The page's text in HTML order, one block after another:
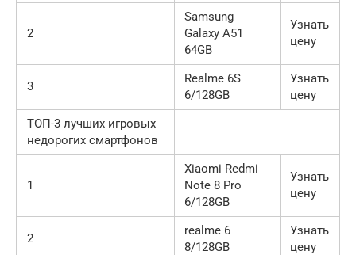
2
Samsung
Galaxy A51
64GB
Узнать
цену
3
Realme 6S
6/128GB
Узнать
цену
ТОП-3 лучших игровых
недорогих смартфонов
1
Xiaomi Redmi
Note 8 Pro
6/128GB
Узнать
цену
2
realme 6
8/128GB
Узнать
цену